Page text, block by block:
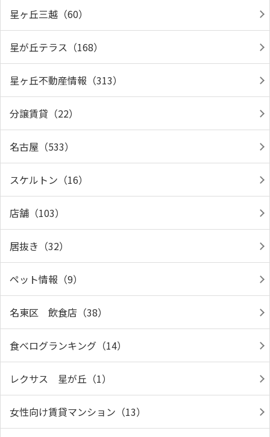
星ヶ丘三越（60）
星が丘テラス（168）
星ヶ丘不動産情報（313）
分譲賃貸（22）
名古屋（533）
スケルトン（16）
店舗（103）
居抜き（32）
ペット情報（9）
名東区 飲食店（38）
食べログランキング（14）
レクサス 星が丘（1）
女性向け賃貸マンション（13）